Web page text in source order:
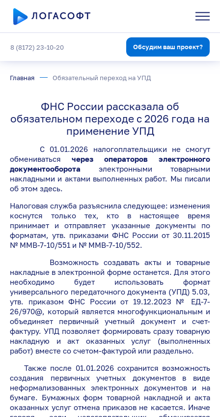
8 (8172) 23-10-20 Обсудим ваш проект?
Главная Обязательный переход на УПД
ФНС России рассказала об
обязательном переходе с 2026 года на
применение УПД
С 01.01.2026 налогоплательщики не смогут
обмениваться через операторов электронного
документооборота электронными товарными
накладными и актами выполненных работ. Мы писали
об этом здесь.
Налоговая служба разъяснила следующее: изменения
коснутся только тех, кто в настоящее время
принимает и отправляет указанные документы по
форматам, утв. приказами ФНС России от 30.11.2015
№ ММВ-7-10/551 и № ММВ-7-10/552.
Возможность создавать акты и товарные
накладные в электронной форме останется. Для этого
необходимо будет использовать формат
универсального передаточного документа (УПД) 5.03,
утв. приказом ФНС России от 19.12.2023 № ЕД-7-
26/970@, который является многофункциональным и
объединяет первичный учетный документ и счет-
фактуру. УПД позволяет формировать сразу товарную
накладную и акт оказанных услуг (выполненных
работ) вместе со счетом-фактурой или раздельно.
Также после 01.01.2026 сохранится возможность
создания первичных учетных документов в виде
неформализованных электронных документов и на
бумаге. Бумажных форм товарной накладной и акта
оказанных услуг отмена приказов не касается. Иначе